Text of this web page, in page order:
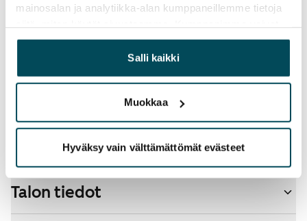
mainosalan ja analytiikka-alan kumppaneillemme tietoja
yhdistää näitä tietoja muihin tietoihin, joita olet antanut
heille tai joita on kerätty, kun olet käyttänyt heidän
palvelujaan.
Salli kaikki
Muokkaa
Hyväksy vain välttämättömät evästeet
Vuokraan sisältyy 50 M laajakaistaliittymä. Voit hankkia
lisänopeutta etuhintaan ottamalla yhteyttä
Lemmikit sallittu
Savuton talo
Talon tiedot